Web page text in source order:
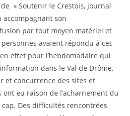
« Soutenir le Crestois, journal
son
par tout moyen matériel et
avaient répondu à cet
effet pour l’hebdomadaire qui
dans le Val de Drôme.
et concurrence des sites et
eu raison de l’acharnement du
Des difficultés rencontrées